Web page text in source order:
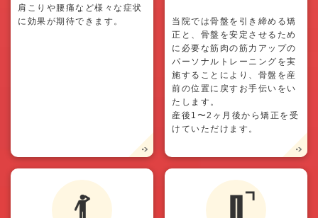
肩こりや腰痛など様々な症状
に効果が期待できます。
当院では骨盤を引き締める矯
正と、骨盤を安定させるため
に必要な筋肉の筋力アップの
パーソナルトレーニングを実
施することにより、骨盤を産
前の位置に戻すお手伝いをい
たします。
産後1〜2ヶ月後から矯正を受
けていただけます。